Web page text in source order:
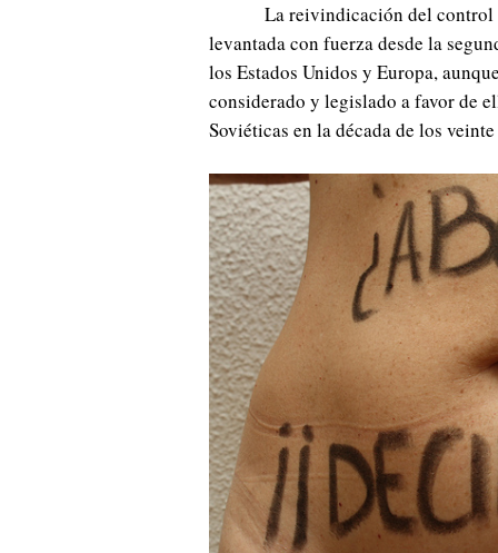
La reivindicación del control
levantada con fuerza desde la
los Estados Unidos y Europa,
considerado y legislado a favor de
Soviéticas en la década de los